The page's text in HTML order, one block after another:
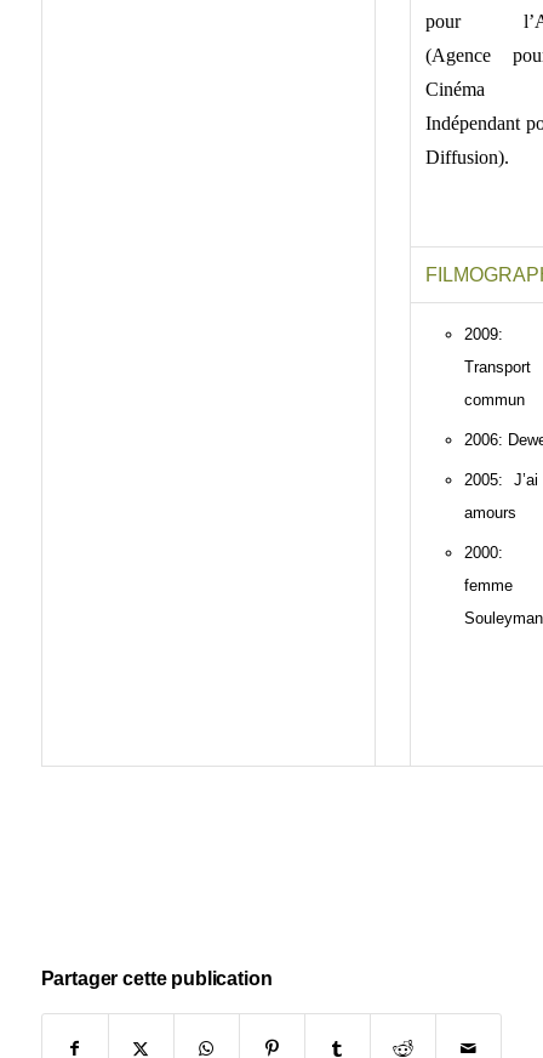
pour
(Agence
Cinéma
Indépendant
Diffusion).
2009:
commun
2006:
2005:
amours
2000:
femme
Partager cette publication